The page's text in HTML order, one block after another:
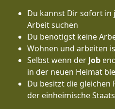
Du kannst Dir sofort in
Arbeit suchen
Du benötigst keine
Wohnen und arbeiten
Selbst wenn der Job
in der neuen Heimat
Du besitzt die gleichen
der einheimische